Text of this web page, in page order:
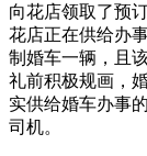
向花店领取了预
花店正在供给办
制婚车一辆，且
礼前积极规画，
实供给婚车办事
司机。